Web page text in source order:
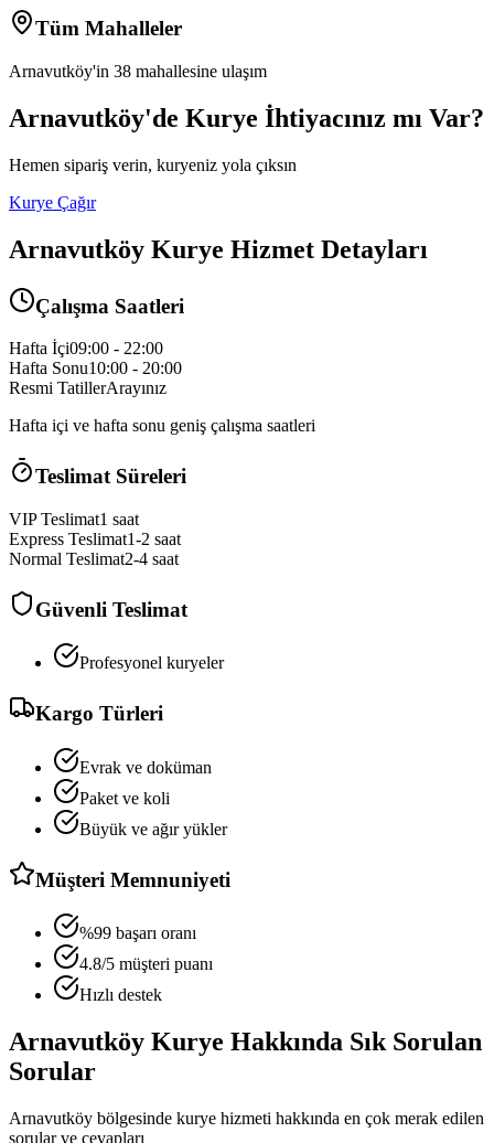
Tüm Mahalleler
Arnavutköy'in 38 mahallesine ulaşım
Arnavutköy'de Kurye İhtiyacınız mı Var?
Hemen sipariş verin, kuryeniz yola çıksın
Kurye Çağır
Arnavutköy Kurye Hizmet Detayları
Çalışma Saatleri
Hafta İçi09:00 - 22:00
Hafta Sonu10:00 - 20:00
Resmi TatillerArayınız
Hafta içi ve hafta sonu geniş çalışma saatleri
Teslimat Süreleri
VIP Teslimat1 saat
Express Teslimat1-2 saat
Normal Teslimat2-4 saat
Güvenli Teslimat
Profesyonel kuryeler
Kargo Türleri
Evrak ve doküman
Paket ve koli
Büyük ve ağır yükler
Müşteri Memnuniyeti
%99 başarı oranı
4.8/5 müşteri puanı
Hızlı destek
Arnavutköy Kurye Hakkında Sık Sorulan
Sorular
Arnavutköy bölgesinde kurye hizmeti hakkında en çok merak edilen
sorular ve cevapları